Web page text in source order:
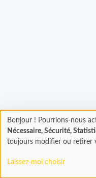
Chargement
En cours...
Bonjour ! Pourrions-nous
Nécessaire, Sécurité,
toujours modifier ou retirer
Laissez-moi choisir